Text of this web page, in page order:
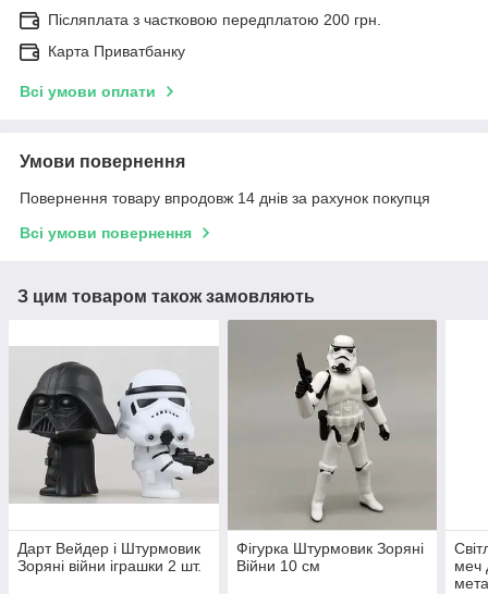
Післяплата з частковою передплатою 200 грн.
Карта Приватбанку
Всі умови оплати
Умови повернення
Повернення товару впродовж 14 днів за рахунок покупця
Всі умови повернення
З цим товаром також замовляють
Дарт Вейдер і Штурмовик
Зоряні війни іграшки 2 шт.
Фігурка Штурмовик Зоряні
Війни 10 см
меч